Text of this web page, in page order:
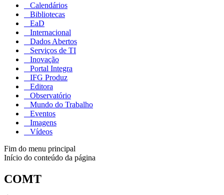
Calendários
Bibliotecas
EaD
Internacional
Dados Abertos
Serviços de TI
Inovação
Portal Integra
IFG Produz
Editora
Observatório
Mundo do Trabalho
Eventos
Imagens
Vídeos
Fim do menu principal
Início do conteúdo da página
COMT